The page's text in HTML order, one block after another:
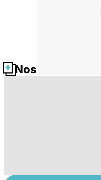
Nos fiches santé